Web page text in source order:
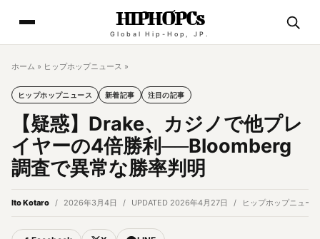
HIPHOPCs
Global Hip-Hop, JP.
ホーム » ヒップホップニュース »
ヒップホップニュース 新着記事 注目の記事
【疑惑】Drake、カジノで他プレ
イヤーの4倍勝利──Bloomberg
調査で異常な勝率判明
Ito Kotaro 2026年3月4日 UPDATED 2026年4月27日 ヒップホップニュース